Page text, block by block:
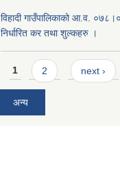
विहादी गाउँपालिकाको आ.व.
निर्धारित कर तथा शुल्कहरु ।
Pages
1 2 next ›
अन्य